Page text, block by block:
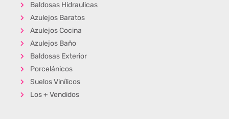
Baldosas Hidraulicas
Azulejos Baratos
Azulejos Cocina
Azulejos Baño
Baldosas Exterior
Porcelánicos
Suelos Vinílicos
Los + Vendidos